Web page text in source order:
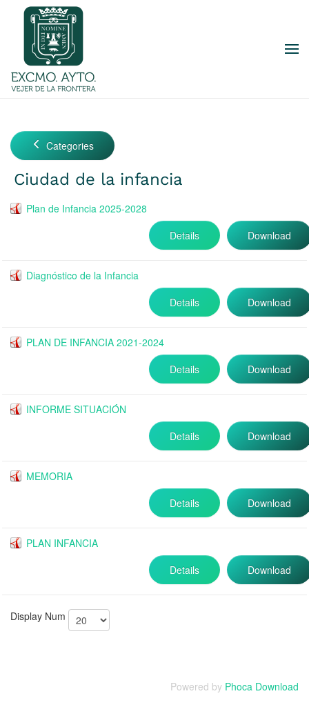
Skip to main content
Categories
Ciudad de la infancia
Plan de Infancia 2025-2028
Download
Details
Diagnóstico de la Infancia
Download
Details
PLAN DE INFANCIA 2021-2024
Download
Details
INFORME SITUACIÓN
Download
Details
MEMORIA
Download
Details
PLAN INFANCIA
Download
Details
Display Num
Powered by Phoca Download